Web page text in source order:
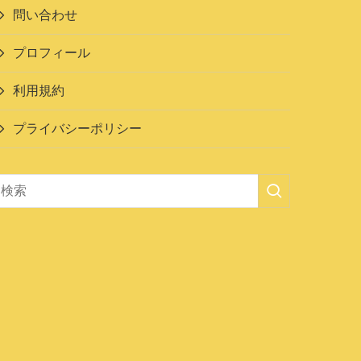
問い合わせ
プロフィール
利用規約
プライバシーポリシー